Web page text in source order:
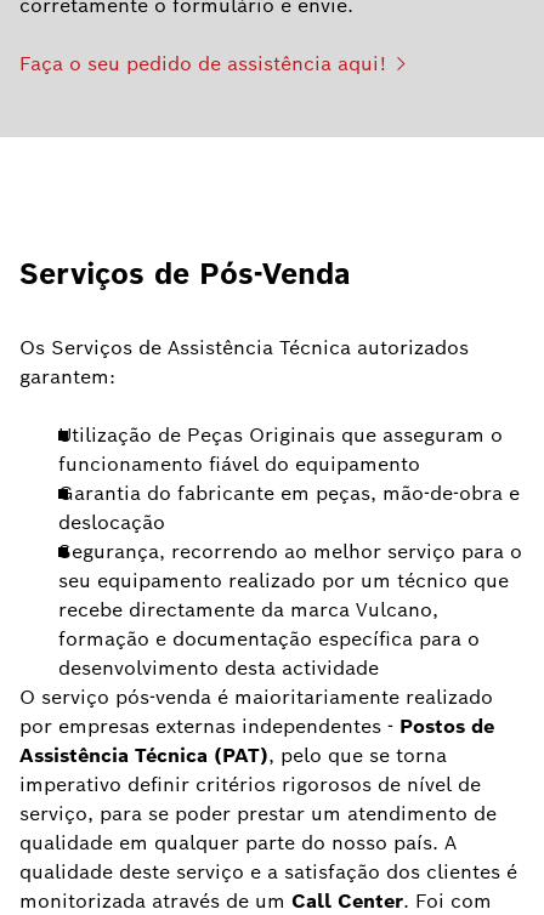
corretamente o formulário e envie.
Faça o seu pedido de assistência aqui!
Serviços de Pós-Venda
Os Serviços de Assistência Técnica autorizados
garantem:
Utilização de Peças Originais que asseguram o
funcionamento fiável do equipamento
Garantia do fabricante em peças, mão-de-obra e
deslocação
Segurança, recorrendo ao melhor serviço para o
seu equipamento realizado por um técnico que
recebe directamente da marca Vulcano,
formação e documentação específica para o
desenvolvimento desta actividade
O serviço pós-venda é maioritariamente realizado
por empresas externas independentes - Postos de
Assistência Técnica (PAT), pelo que se torna
imperativo definir critérios rigorosos de nível de
serviço, para se poder prestar um atendimento de
qualidade em qualquer parte do nosso país. A
qualidade deste serviço e a satisfação dos clientes é
monitorizada através de um Call Center. Foi com